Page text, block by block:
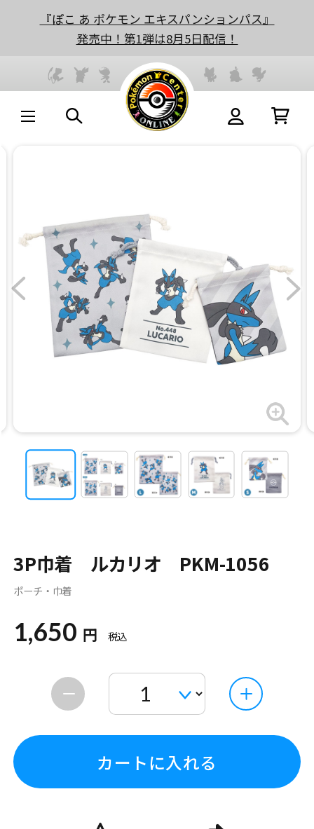
『ぽこ あ ポケモン エキスパンションパス』
発売中！第1弾は8月5日配信！
3P巾着 ルカリオ PKM-1056
ポーチ・巾着
1,650 円 税込
カートに入れる